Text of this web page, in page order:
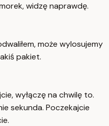
widzę naprawdę.
może wylosujemy
pakiet.
wyłączę na chwilę to.
sekunda. Poczekajcie